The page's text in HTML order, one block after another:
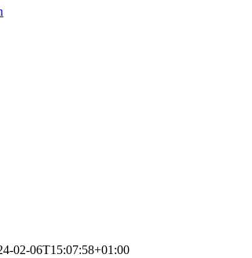
02-06T15:07:58+01:00